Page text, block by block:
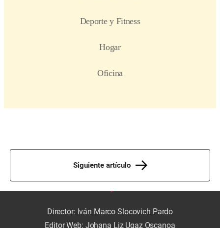
Siguiente artículo
Director: Iván Marco Slocovich Pardo
Editor Web: Johana Liz Ugaz Oscanoa